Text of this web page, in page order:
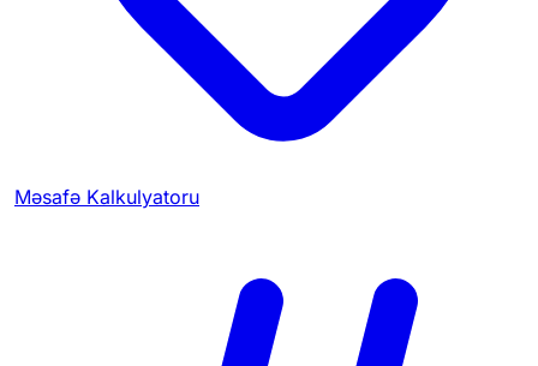
Məsafə Kalkulyatoru